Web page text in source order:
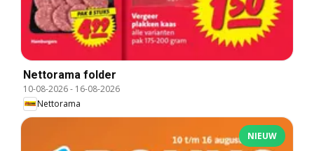
Nettorama folder
10-08-2026- 16-08-2026
Nettorama
NIEUW